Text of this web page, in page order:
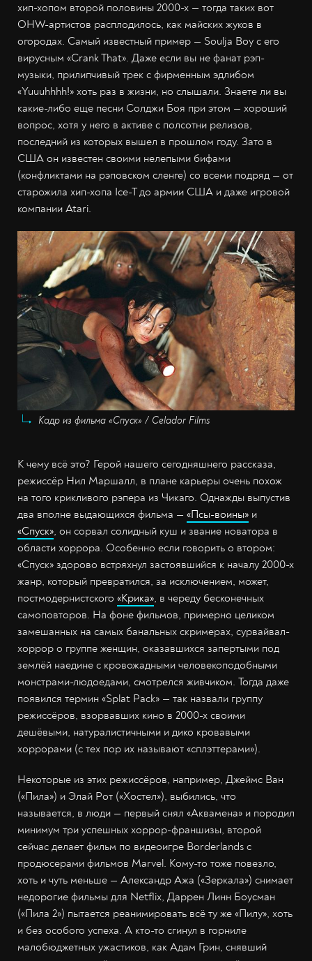
хип-хопом второй половины 2000-х — тогда таких вот
OHW-артистов расплодилось, как майских жуков в
огородах. Самый известный пример — Soulja Boy с его
вирусным «Crank That». Даже если вы не фанат рэп-
музыки, прилипчивый трек с фирменным эдлибом
«Yuuuhhhh!» хоть раз в жизни, но слышали. Знаете ли вы
какие-либо еще песни Солджи Боя при этом — хороший
вопрос, хотя у него в активе с полсотни релизов,
последний из которых вышел в прошлом году. Зато в
США он известен своими нелепыми бифами
(конфликтами на рэповском сленге) со всеми подряд — от
старожила хип-хопа Ice-T до армии США и даже игровой
компании Atari.
Кадр из фильма «Спуск» / Celador Films
К чему всё это? Герой нашего сегодняшнего рассказа,
режиссёр Нил Маршалл, в плане карьеры очень похож
на того крикливого рэпера из Чикаго. Однажды выпустив
два вполне выдающихся фильма — «Псы-воины» и
«Спуск», он сорвал солидный куш и звание новатора в
области хоррора. Особенно если говорить о втором:
«Спуск» здорово встряхнул застоявшийся к началу 2000-х
жанр, который превратился, за исключением, может,
постмодернистского «Крика», в череду бесконечных
самоповторов. На фоне фильмов, примерно целиком
замешанных на самых банальных скримерах, сурвайвал-
хоррор о группе женщин, оказавшихся запертыми под
землёй наедине с кровожадными человекоподобными
монстрами-людоедами, смотрелся живчиком. Тогда даже
появился термин «Splat Pack» — так назвали группу
режиссёров, взорвавших кино в 2000-х своими
дешёвыми, натуралистичными и дико кровавыми
хоррорами (с тех пор их называют «сплэттерами»).
Некоторые из этих режиссёров, например, Джеймс Ван
(«Пила») и Элай Рот («Хостел»), выбились, что
называется, в люди — первый снял «Аквамена» и породил
минимум три успешных хоррор-франшизы, второй
сейчас делает фильм по видеоигре Borderlands с
продюсерами фильмов Marvel. Кому-то тоже повезло,
хоть и чуть меньше — Александр Ажа («Зеркала») снимает
недорогие фильмы для Netflix, Даррен Линн Боусман
(«Пила 2») пытается реанимировать всё ту же «Пилу», хоть
и без особого успеха. А кто-то сгинул в горниле
малобюджетных ужастиков, как Адам Грин, снявший